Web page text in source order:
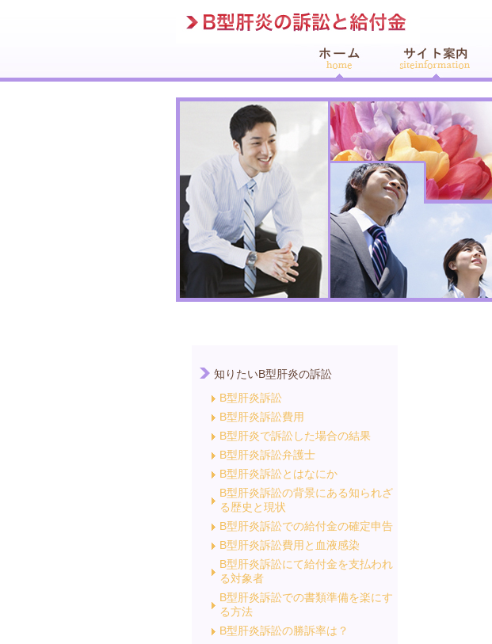
知りたいB型肝炎の訴訟
B型肝炎訴訟
B型肝炎訴訟費用
B型肝炎で訴訟した場合の結果
B型肝炎訴訟弁護士
B型肝炎訴訟とはなにか
B型肝炎訴訟の背景にある知られざ
る歴史と現状
B型肝炎訴訟での給付金の確定申告
B型肝炎訴訟費用と血液感染
B型肝炎訴訟にて給付金を支払われ
る対象者
B型肝炎訴訟での書類準備を楽にす
る方法
B型肝炎訴訟の勝訴率は？